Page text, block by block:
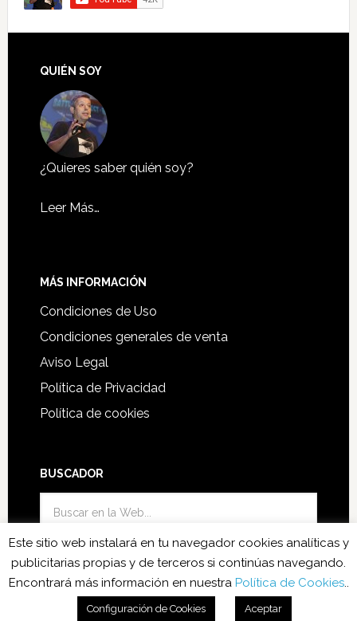
QUIÉN SOY
¿Quieres saber quién soy?
Leer Más…
MÁS INFORMACIÓN
Condiciones de Uso
Condiciones generales de venta
Aviso Legal
Política de Privacidad
Política de cookies
BUSCADOR
Este sitio web instalará en tu navegador cookies analíticas y
publicitarias propias y de terceros si continúas navegando.
Encontrará más información en nuestra Política de Cookies..
Configuración de Cookies Aceptar